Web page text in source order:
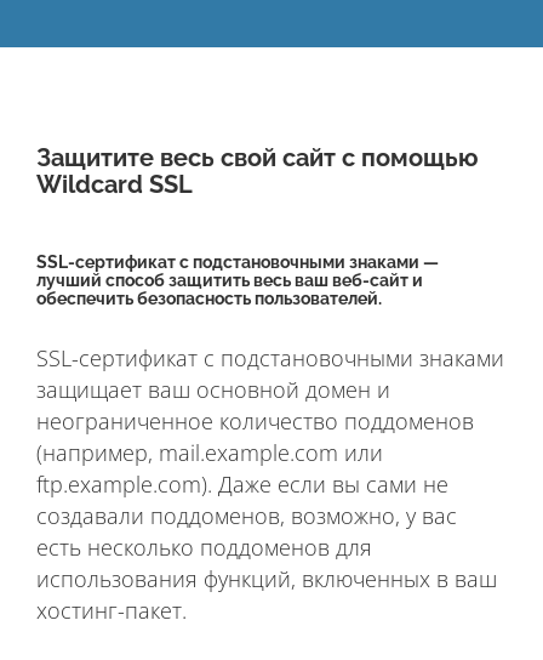
Защитите весь свой сайт с помощью
Wildcard SSL
SSL-сертификат с подстановочными знаками —
лучший способ защитить весь ваш веб-сайт и
обеспечить безопасность пользователей.
SSL-сертификат с подстановочными знаками
защищает ваш основной домен и
неограниченное количество поддоменов
(например, mail.example.com или
ftp.example.com). Даже если вы сами не
создавали поддоменов, возможно, у вас
есть несколько поддоменов для
использования функций, включенных в ваш
хостинг-пакет.